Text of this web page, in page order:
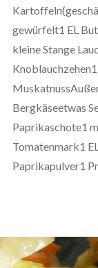
gewürfelt1 EL
kleine Stange
Bergkäseetwas
Paprikaschote1
Tomatenmark1
Paprikapulver1